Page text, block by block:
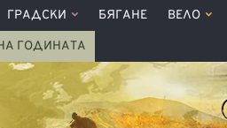
ГРАДСКИ БЯГАНЕ ВЕЛО
ГОДИНАТА